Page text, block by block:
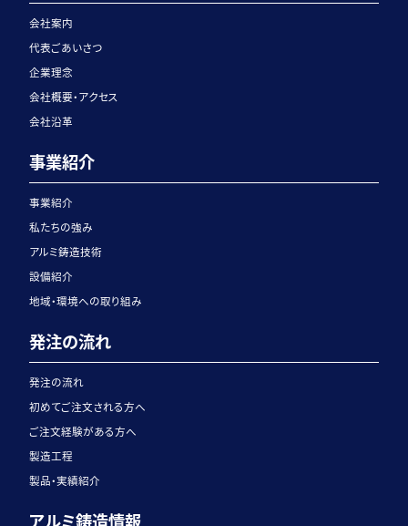
会社案内
代表ごあいさつ
企業理念
会社概要・アクセス
会社沿革
事業紹介
事業紹介
私たちの強み
アルミ鋳造技術
設備紹介
地域・環境への取り組み
発注の流れ
発注の流れ
初めてご注文される方へ
ご注文経験がある方へ
製造工程
製品・実績紹介
アルミ鋳造情報